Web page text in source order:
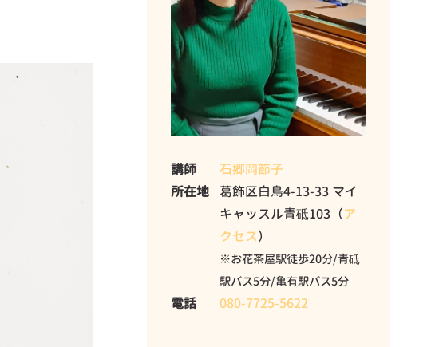
講師
石郷岡節子
所在地
葛飾区白鳥4-13-33 マイ
キャッスル青砥103（ア
クセス）
※お花茶屋駅徒歩20分/青砥
駅バス5分/亀有駅バス5分
電話 080-7725-5622